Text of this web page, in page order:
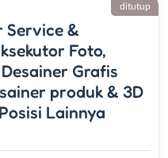
Service &
Foto,
Grafis
produk & 3D
Lainnya
ditutup